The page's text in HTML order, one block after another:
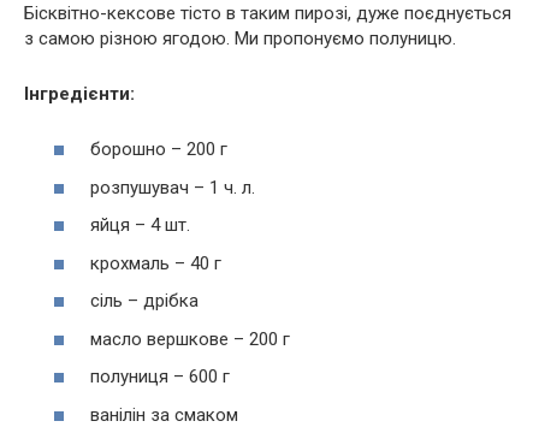
Бісквітно-кексове тісто в таким пирозі, дуже поєднується
з самою різною ягодою. Ми пропонуємо полуницю.
Інгредієнти:
борошно – 200 г
розпушувач – 1 ч. л.
яйця – 4 шт.
крохмаль – 40 г
сіль – дрібка
масло вершкове – 200 г
полуниця – 600 г
ванілін за смаком